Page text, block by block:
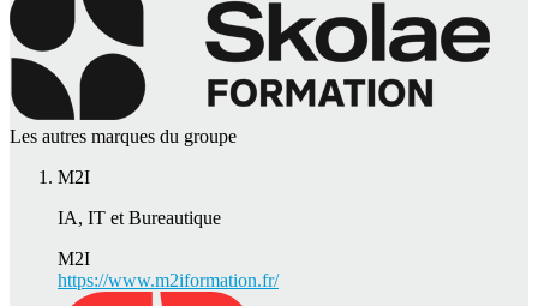
Les autres marques du groupe
M2I
IA, IT et Bureautique
M2I
https://www.m2iformation.fr/